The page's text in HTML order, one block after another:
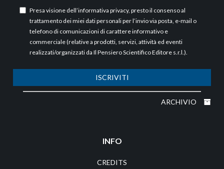
Presa visione dell’informativa privacy, presto il consenso al
trattamento dei miei dati personali per l’invio via posta, e-mail o
telefono di comunicazioni di carattere informativo e
commerciale (relative a prodotti, servizi, attività ed eventi
realizzati/organizzati da Il Pensiero Scientifico Editore s.r.l.).
ISCRIVITI
ARCHIVIO
INFO
CREDITS